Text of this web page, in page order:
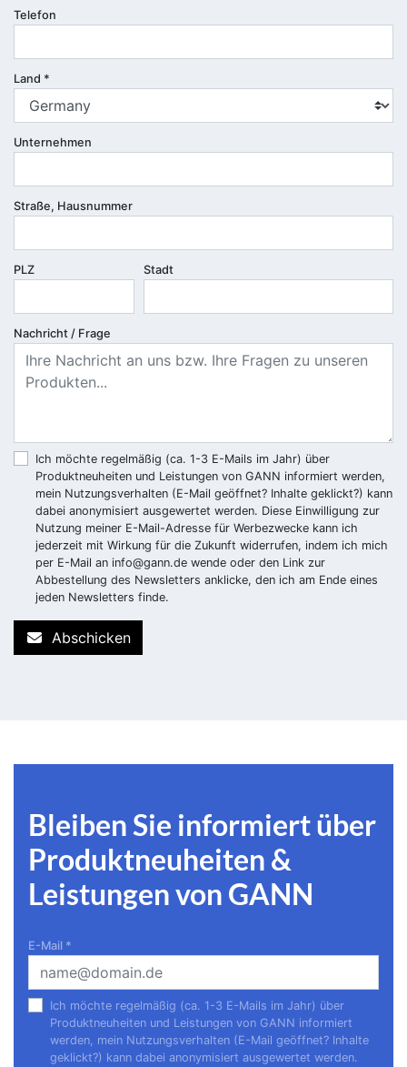
Telefon
Land *
Unternehmen
Straße, Hausnummer
PLZ Stadt
Nachricht / Frage
Ich möchte regelmäßig (ca. 1-3 E-Mails im Jahr) über
Produktneuheiten und Leistungen von GANN informiert werden,
mein Nutzungsverhalten (E-Mail geöffnet? Inhalte geklickt?) kann
dabei anonymisiert ausgewertet werden. Diese Einwilligung zur
Nutzung meiner E-Mail-Adresse für Werbezwecke kann ich
jederzeit mit Wirkung für die Zukunft widerrufen, indem ich mich
per E-Mail an info@gann.de wende oder den Link zur
Abbestellung des Newsletters anklicke, den ich am Ende eines
jeden Newsletters finde.
Abschicken
Bleiben Sie informiert über
Produktneuheiten &
Leistungen von GANN
E-Mail *
Ich möchte regelmäßig (ca. 1-3 E-Mails im Jahr) über
Produktneuheiten und Leistungen von GANN informiert
werden, mein Nutzungsverhalten (E-Mail geöffnet? Inhalte
geklickt?) kann dabei anonymisiert ausgewertet werden.